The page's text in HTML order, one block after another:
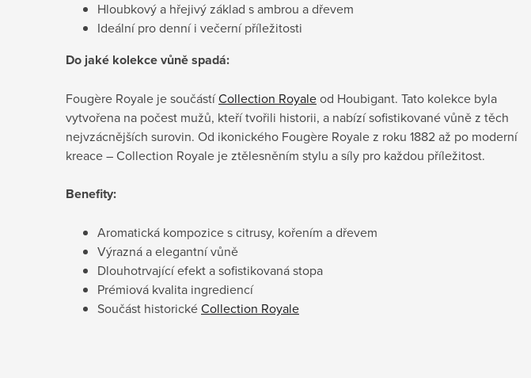
Hloubkový a hřejivý základ s ambrou a dřevem
Ideální pro denní i večerní příležitosti
Do jaké kolekce vůně spadá:
Fougère Royale je součástíCollection Royaleod Houbigant. Tato kolekce byla
vytvořena na počest mužů, kteří tvořili historii, a nabízí sofistikované vůně z těch
nejvzácnějších surovin. Od ikonického Fougère Royale z roku 1882 až po moderní
kreace – Collection Royale je ztělesněním stylu a síly pro každou příležitost.
Benefity:
Aromatická kompozice s citrusy, kořením a dřevem
Výrazná a elegantní vůně
Dlouhotrvající efekt a sofistikovaná stopa
Prémiová kvalita ingrediencí
Součást historickéCollection Royale